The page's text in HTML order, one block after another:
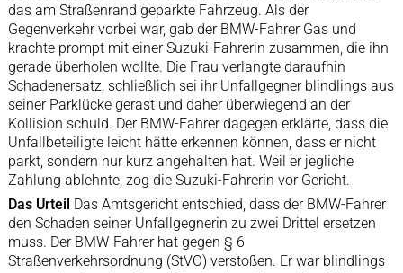
das am Straßenrand geparkte Fahrzeug. Als der
Gegenverkehr vorbei war, gab der BMW-Fahrer Gas und
krachte prompt mit einer Suzuki-Fahrerin zusammen, die ihn
gerade überholen wollte. Die Frau verlangte daraufhin
Schadenersatz, schließlich sei ihr Unfallgegner blindlings aus
seiner Parklücke gerast und daher überwiegend an der
Kollision schuld. Der BMW-Fahrer dagegen erklärte, dass die
Unfallbeteiligte leicht hätte erkennen können, dass er nicht
parkt, sondern nur kurz angehalten hat. Weil er jegliche
Zahlung ablehnte, zog die Suzuki-Fahrerin vor Gericht.
Das Urteil Das Amtsgericht entschied, dass der BMW-Fahrer
den Schaden seiner Unfallgegnerin zu zwei Drittel ersetzen
muss. Der BMW-Fahrer hat gegen § 6
Straßenverkehrsordnung (StVO) verstoßen. Er war blindlings